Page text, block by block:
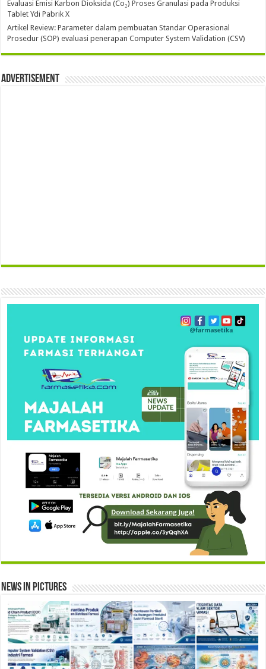
Evaluasi Emisi Karbon Dioksida (Co₂) Proses Granulasi pada Produksi
Tablet Ydi Pabrik X
Artikel Review: Parameter dalam pembuatan Standar Operasional
Prosedur (SOP) evaluasi penerapan Computer System Validation (CSV)
Advertisement
News in Pictures